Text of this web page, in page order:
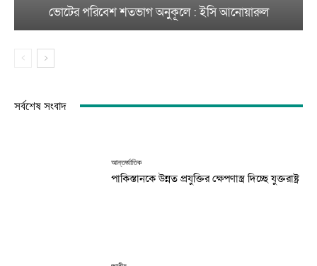
ভোটের পরিবেশ শতভাগ অনুকূলে : ইসি আনোয়ারুল
সর্বশেষ সংবাদ
আন্তর্জাতিক
পাকিস্তানকে উন্নত প্রযুক্তির ক্ষেপণাস্ত্র দিচ্ছে যুক্তরাষ্ট্র